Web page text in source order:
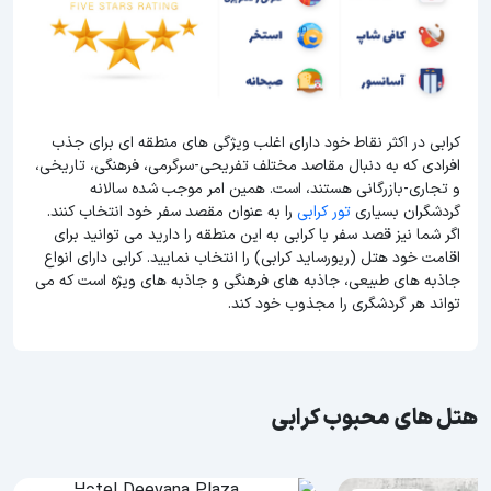
کرابی در اکثر نقاط خود دارای اغلب ویژگی های منطقه ای برای جذب
افرادی که به دنبال مقاصد مختلف تفریحی-سرگرمی، فرهنگی، تاریخی،
و تجاری-بازرگانی هستند، است. همین امر موجب شده سالانه
گردشگران بسیاریتور کرابی را به عنوان مقصد سفر خود انتخاب کنند.
اگر شما نیز قصد سفر با کرابی به این منطقه را دارید می توانید برای
اقامت خود هتل (ریورساید کرابی) را انتخاب نمایید. کرابی دارای انواع
جاذبه های طبیعی، جاذبه های فرهنگی و جاذبه های ویژه است که می
تواند هر گردشگری را مجذوب خود کند.
هتل های محبوب کرابی